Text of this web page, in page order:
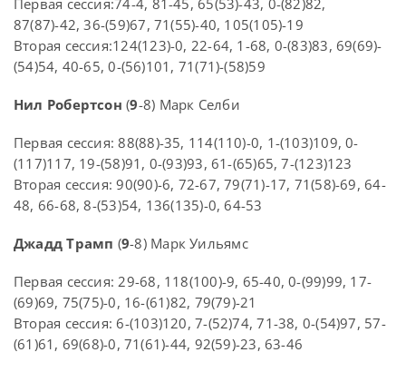
Первая сессия:74-4, 81-45, 65(53)-43, 0-(82)82,
87(87)-42, 36-(59)67, 71(55)-40, 105(105)-19
Вторая сессия:124(123)-0, 22-64, 1-68, 0-(83)83, 69(69)-
(54)54, 40-65, 0-(56)101, 71(71)-(58)59
Нил Робертсон (9-8) Марк Селби
Первая сессия: 88(88)-35, 114(110)-0, 1-(103)109, 0-
(117)117, 19-(58)91, 0-(93)93, 61-(65)65, 7-(123)123
Вторая сессия: 90(90)-6, 72-67, 79(71)-17, 71(58)-69, 64-
48, 66-68, 8-(53)54, 136(135)-0, 64-53
Джадд Трамп (9-8) Марк Уильямс
Первая сессия: 29-68, 118(100)-9, 65-40, 0-(99)99, 17-
(69)69, 75(75)-0, 16-(61)82, 79(79)-21
Вторая сессия: 6-(103)120, 7-(52)74, 71-38, 0-(54)97, 57-
(61)61, 69(68)-0, 71(61)-44, 92(59)-23, 63-46